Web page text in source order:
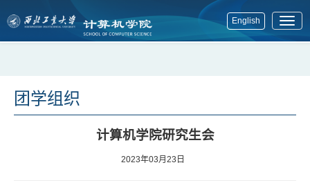
English
展
团学组织
计算机学院研究生会
2023年03月23日